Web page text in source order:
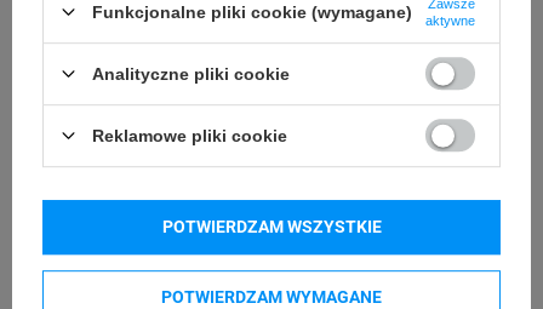
Kupowane razem
Funkcjonalne pliki cookie (wymagane)
Zawsze
aktywne
Analityczne pliki cookie
Reklamowe pliki cookie
POTWIERDZAM WYMAGANE
POTWIERDZAM WSZYSTKIE